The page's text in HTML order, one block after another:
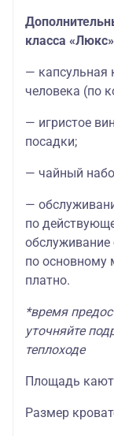
класса
— капсульная
человека (по
— игристое
посадки;
— чайный
—
по
обслуживание
по основному
платно.
*время
уточняйте
теплоходе
Площадь
Размер